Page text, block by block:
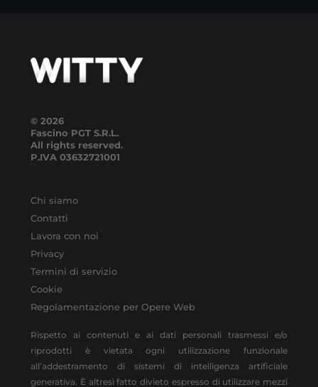
© 2026
Fascino PGT S.R.L.
All rights reserved.
P.IVA 03632721001
Chi siamo
Contatti
Lavora con noi
Privacy
Termini di servizio
Cookie
Regolamentazione per Opere Web
Rispetto ai contenuti e ai dati personali trasmessi e/o
riprodotti è vietata ogni utilizzazione funzionale
all’addestramento di sistemi di intelligenza artificiale
generativa. È altresì fatto divieto espresso di utilizzare mezzi